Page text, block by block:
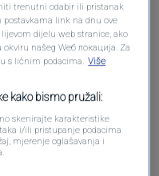
trenutni odabir ili pristanak
link na dnu ove
dijelu web stranice, ako
našeg Wеб локација. Za
s ličnim podacima. Više
kako bismo pružali:
skenirajte karakteristike
i/ili pristupanje podacima
mjerenje oglašavanja i